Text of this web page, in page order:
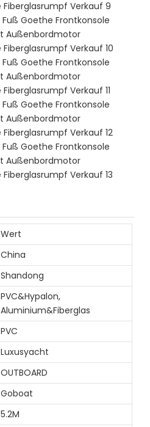
Wert
China
Shandong
PVC&Hypalon,
Aluminium&Fiberglas
PVC
Luxusyacht
OUTBOARD
Goboat
5.2M